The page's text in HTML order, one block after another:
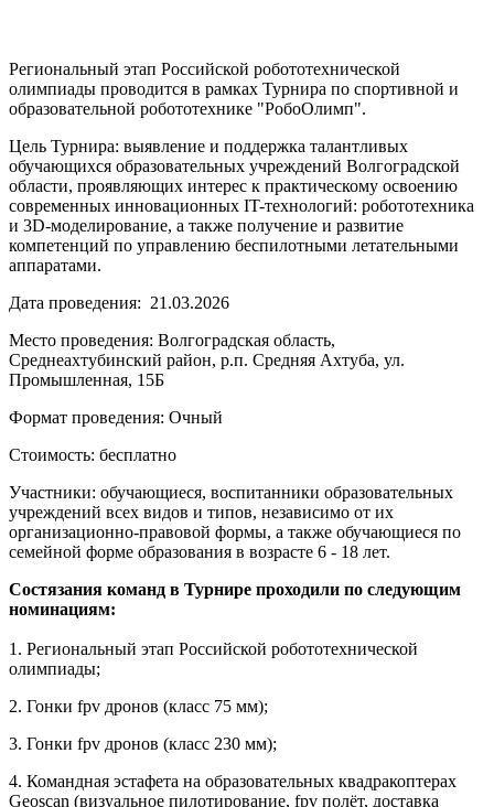
Региональный этап Российской робототехнической
олимпиады проводится в рамках Турнира по спортивной и
образовательной робототехнике "РобоОлимп".
Цель Турнира: выявление и поддержка талантливых
обучающихся образовательных учреждений Волгоградской
области, проявляющих интерес к практическому освоению
современных инновационных IT-технологий: робототехника
и 3D-моделирование, а также получение и развитие
компетенций по управлению беспилотными летательными
аппаратами.
Дата проведения: 21.03.2026
Место проведения: Волгоградская область,
Среднеахтубинский район, р.п. Средняя Ахтуба, ул.
Промышленная, 15Б
Формат проведения: Очный
Стоимость: бесплатно
Участники: обучающиеся, воспитанники образовательных
учреждений всех видов и типов, независимо от их
организационно-правовой формы, а также обучающиеся по
семейной форме образования в возрасте 6 - 18 лет.
Состязания команд в Турнире проходили по следующим
номинациям:
1. Региональный этап Российской робототехнической
олимпиады;
2. Гонки fpv дронов (класс 75 мм);
3. Гонки fpv дронов (класс 230 мм);
4. Командная эстафета на образовательных квадракоптерах
Geoscan (визуальное пилотирование, fpv полёт, доставка